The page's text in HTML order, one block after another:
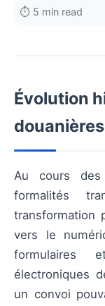
⏱️ 5 min read
Évolution
douanières
Au cours des
formalités
transformation
vers le
formulaires
électroniques
un convoi